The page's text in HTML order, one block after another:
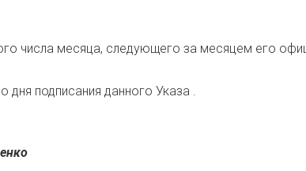
числа месяца, следующего за месяцем его
дня подписания данного Указа .